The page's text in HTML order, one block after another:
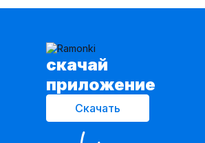
cкачай
приложение
Скачать